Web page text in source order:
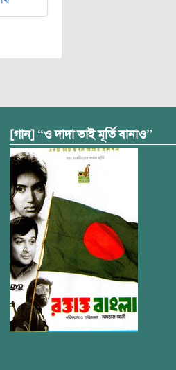
[গান] “ও দাদা ভাই মূর্তি বানাও”